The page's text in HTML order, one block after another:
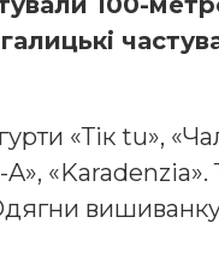
«Тік tu»,
A»,